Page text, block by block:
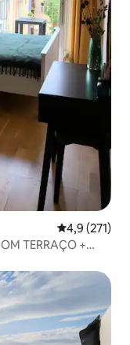
4,9 de uma
4,9 (271)
TERRAÇO +